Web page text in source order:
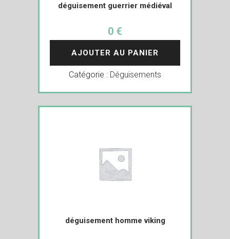
déguisement guerrier médiéval
0 €
AJOUTER AU PANIER
Catégorie : Déguisements
déguisement homme viking